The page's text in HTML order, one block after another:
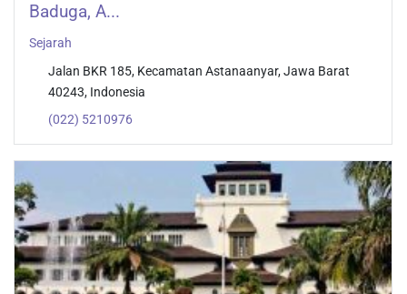
Baduga, A...
Sejarah
Jalan BKR 185, Kecamatan Astanaanyar, Jawa Barat
40243, Indonesia
(022) 5210976